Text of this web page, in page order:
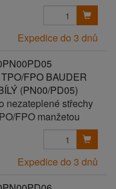
Expedice do 3 dnů
FPO BAUDER
(PN00/PD05)
nezateplené střechy
FPO manžetou
Expedice do 3 dnů